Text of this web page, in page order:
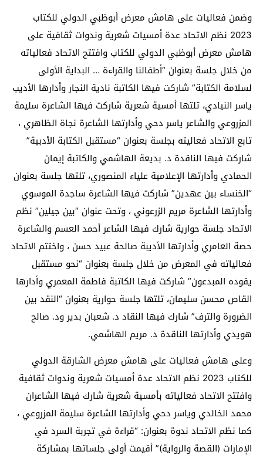
وضمن فعاليات على هامش معرض أبوظبي الدولي للكتاب
2023 نظم الاتحاد عدة أمسيات شعرية وندوات ثقافية على
هامش معرض أبوظبي الدولي للكتاب وافتتح الاتحاد فعالياته
من خلال جلسة بعنوان “أطفالنا والقراءة … البداية الأولى
لسلامة الكتابة” شاركت فيها الكاتبة نادية النجار وأدارها الأديب
ياسر النيادي، تلتها أمسية شعرية شاركت فيها الشاعرة سليمة
المزروعي والشاعر ياسر دحي وأدارتها الشاعرة نجاة الظاهري ،
تابع الاتحاد فعاليته بجلسة بعنوان “مستقبل الكتابة الأدبية”
شاركت فيها الناقدة د. بديعة الهاشمي والكاتبة إيمان
الحمادي وأدارتها الإعلامية علياء المنصوري، تلتها جلسة بعنوان
“الخنساء بين عهدين” شاركت فيها الشاعرة ساجدة الموسوي
وأدارتها الشاعرة مريم الزرعوني ، وتحت عنوان “بين جيلين” نظم
الاتحاد جلسة حوارية شارك فيها الشاعر أحمد العسم والشاعرة
حصة العامري وأدارتها الأديبة صالحة عبيد حسن ، واختتم الاتحاد
فعالياته في المعرض من خلال جلسة بعنوان “نحو مستقبل
يقوده المبدعون” شاركت فيها الكاتبة فاطمة المعمري وأدارها
القاص محسن سليمان، تلتها جلسة حوارية بعنوان “النقد بين
الضرورة والترف” شارك فيها النقاد د. شعبان بدير ود. صالح
هويدي وأدارتها الناقدة د. مريم الهاشمي.
وعلى هامش فعاليات على هامش معرض الشارقة الدولي
للكتاب 2023 نظم الاتحاد عدة أمسيات شعرية وندوات ثقافية
وافتتح الاتحاد فعالياته بأمسية شعرية شارك فيها الشاعران
محمد الخالدي وياسر دحي وأدارتها الشاعرة سليمة المزروعي ،
كما نظم الاتحاد ندوة بعنوان: “قراءة في تجربة السرد في
الإمارات (القصة والرواية)” أقيمت أولى جلساتها بمشاركة